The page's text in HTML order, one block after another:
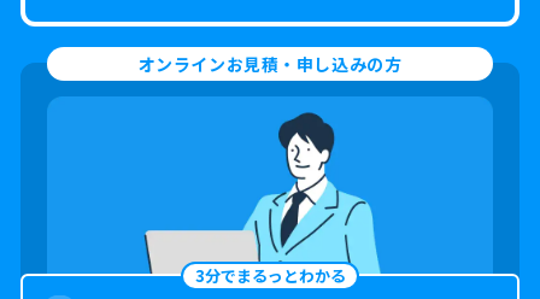
オンラインお見積・申し込みの方
3分でまるっとわかる